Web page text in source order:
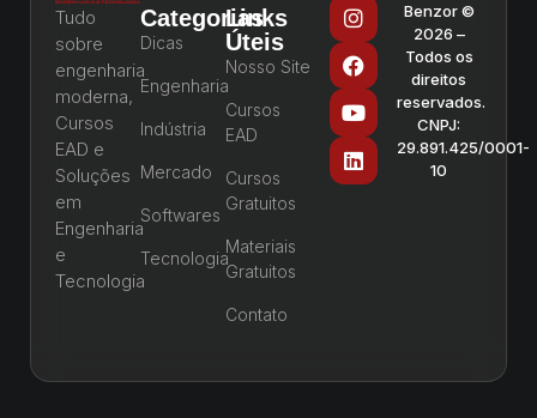
Tudo
sobre
engenharia
moderna,
Cursos
EAD e
Soluções
em
Engenharia
e
Tecnologia
Categorias
Dicas
Engenharia
Indústria
Mercado
Softwares
Tecnologia
Links
Úteis
Nosso Site
Cursos
EAD
Cursos
Gratuitos
Materiais
Gratuitos
Contato
Benzor ©
2026 –
Todos os
direitos
reservados.
CNPJ:
29.891.425/0001-
10